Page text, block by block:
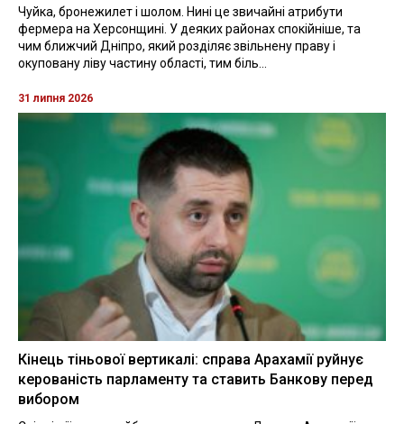
Чуйка, бронежилет і шолом. Нині це звичайні атрибути
фермера на Херсонщині. У деяких районах спокійніше, та
чим ближчий Дніпро, який розділяє звільнену праву і
окуповану ліву частину області, тим біль...
31 липня 2026
Кінець тіньової вертикалі: справа Арахамії руйнує
керованість парламенту та ставить Банкову перед
вибором